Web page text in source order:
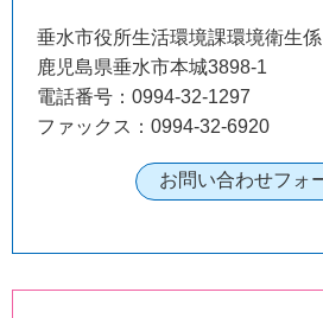
垂水市役所生活環境課環境衛生係
鹿児島県垂水市本城3898-1
電話番号：0994-32-1297
ファックス：0994-32-6920